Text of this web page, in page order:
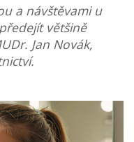
a návštěvami u
většině
Jan Novák,